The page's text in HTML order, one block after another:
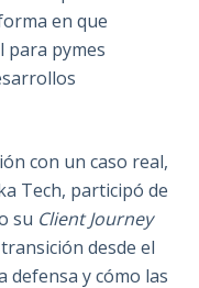
en que
para pymes
con un caso real,
Tech, participó de
su Client Journey
desde el
defensa y cómo las